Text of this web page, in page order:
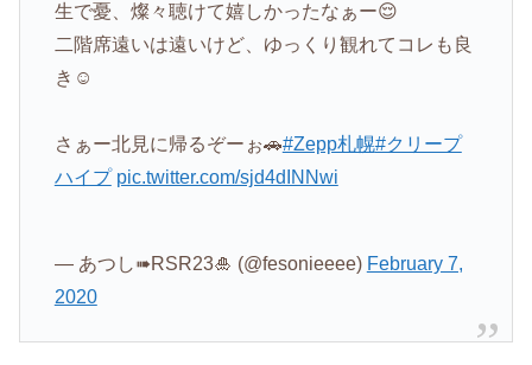
生で憂、燦々聴けて嬉しかったなぁー😌
二階席遠いは遠いけど、ゆっくり観れてコレも良
き☺️
さぁー北見に帰るぞーぉ🚗#Zepp札幌#クリープ
ハイプ pic.twitter.com/sjd4dINNwi
— あつし➠RSR23🎍 (@fesonieeee) February 7,
2020